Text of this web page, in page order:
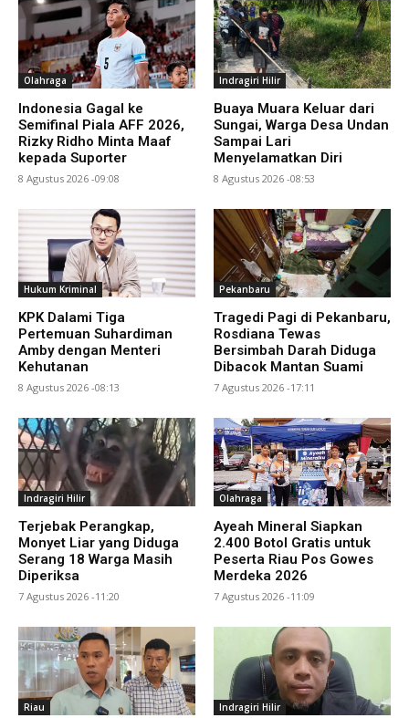
Olahraga
Indonesia Gagal ke
Semifinal Piala AFF 2026,
Rizky Ridho Minta Maaf
kepada Suporter
8 Agustus 2026 -09:08
Indragiri Hilir
Buaya Muara Keluar dari
Sungai, Warga Desa Undan
Sampai Lari
Menyelamatkan Diri
8 Agustus 2026 -08:53
Hukum Kriminal
KPK Dalami Tiga
Pertemuan Suhardiman
Amby dengan Menteri
Kehutanan
8 Agustus 2026 -08:13
Pekanbaru
Tragedi Pagi di Pekanbaru,
Rosdiana Tewas
Bersimbah Darah Diduga
Dibacok Mantan Suami
7 Agustus 2026 -17:11
Indragiri Hilir
Terjebak Perangkap,
Monyet Liar yang Diduga
Serang 18 Warga Masih
Diperiksa
7 Agustus 2026 -11:20
Olahraga
Ayeah Mineral Siapkan
2.400 Botol Gratis untuk
Peserta Riau Pos Gowes
Merdeka 2026
7 Agustus 2026 -11:09
Riau Indragiri Hilir